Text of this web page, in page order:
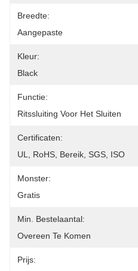
Breedte:
Aangepaste
Kleur:
Black
Functie:
Ritssluiting Voor Het Sluiten
Certificaten:
UL, RoHS, Bereik, SGS, ISO
Monster:
Gratis
Min. Bestelaantal:
Overeen Te Komen
Prijs: